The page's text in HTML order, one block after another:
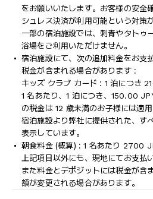
をお願いいたします。お客様の安全
シュレス決済が利用可能という対策
一部の宿泊施設では、刺青やタトゥ
浴場をご利用いただけません。
宿泊施設にて、次の追加料金をお支
税金が含まれる場合があります :
キッズ クラブ カード : 1 泊につき
1 名あたり、1 泊につき、150.00
の税金は 12 歳未満のお子様には適用
宿泊施設より弊社に提供された、す
表示しています。
朝食料金 (概算) : 1 名あたり 2700
上記項目以外にも、現地にてお支払
また料金とデポジットには税金が含
額が変更される場合があります。